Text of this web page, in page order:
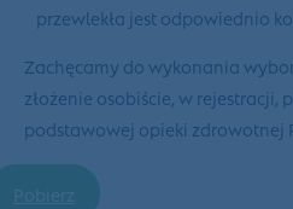
przewlekła jest odpowiednio
Zachęcamy do wykonania
złożenie osobiście, w rejestracji,
podstawowej opieki zdrowotnej
Pobierz